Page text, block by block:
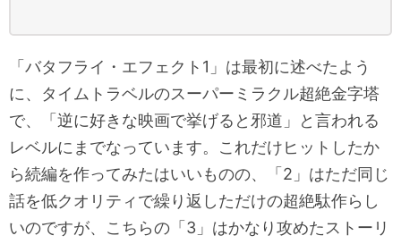
「バタフライ・エフェクト1」は最初に述べたよう
に、タイムトラベルのスーパーミラクル超絶金字塔
で、「逆に好きな映画で挙げると邪道」と言われる
レベルにまでなっています。これだけヒットしたか
ら続編を作ってみたはいいものの、「2」はただ同じ
話を低クオリティで繰り返しただけの超絶駄作らし
いのですが、こちらの「3」はかなり攻めたストーリ